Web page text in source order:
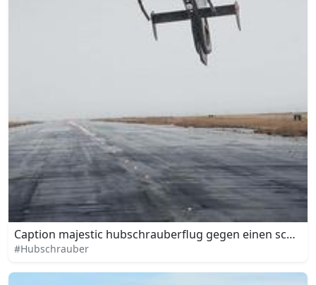
Caption majestic hubschrauberflug gegen einen
#Hubschrauber